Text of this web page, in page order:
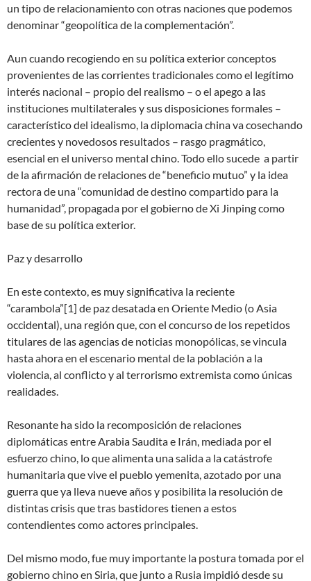
un tipo de relacionamiento con otras naciones que podemos
denominar “geopolítica de la complementación”.
Aun cuando recogiendo en su política exterior conceptos
provenientes de las corrientes tradicionales como el legítimo
interés nacional – propio del realismo – o el apego a las
instituciones multilaterales y sus disposiciones formales –
característico del idealismo, la diplomacia china va cosechando
crecientes y novedosos resultados – rasgo pragmático,
esencial en el universo mental chino. Todo ello sucede a partir
de la afirmación de relaciones de “beneficio mutuo” y la idea
rectora de una “comunidad de destino compartido para la
humanidad”, propagada por el gobierno de Xi Jinping como
base de su política exterior.
Paz y desarrollo
En este contexto, es muy significativa la reciente
“carambola”[1] de paz desatada en Oriente Medio (o Asia
occidental), una región que, con el concurso de los repetidos
titulares de las agencias de noticias monopólicas, se vincula
hasta ahora en el escenario mental de la población a la
violencia, al conflicto y al terrorismo extremista como únicas
realidades.
Resonante ha sido la recomposición de relaciones
diplomáticas entre Arabia Saudita e Irán, mediada por el
esfuerzo chino, lo que alimenta una salida a la catástrofe
humanitaria que vive el pueblo yemenita, azotado por una
guerra que ya lleva nueve años y posibilita la resolución de
distintas crisis que tras bastidores tienen a estos
contendientes como actores principales.
Del mismo modo, fue muy importante la postura tomada por el
gobierno chino en Siria, que junto a Rusia impidió desde su